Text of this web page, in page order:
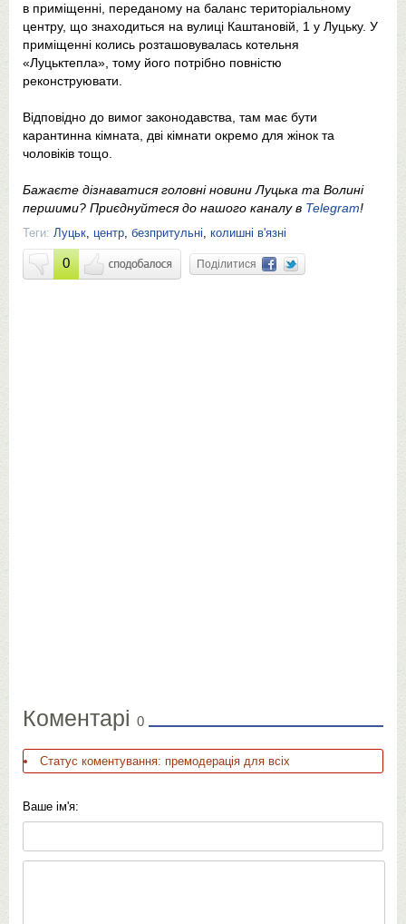
в приміщенні, переданому на баланс територіальному
центру, що знаходиться на вулиці Каштановій, 1 у Луцьку. У
приміщенні колись розташовувалась котельня
«Луцьктепла», тому його потрібно повністю
реконструювати.
Відповідно до вимог законодавства, там має бути
карантинна кімната, дві кімнати окремо для жінок та
чоловіків тощо.
Бажаєте дізнаватися головні новини Луцька та Волині
першими? Приєднуйтеся до нашого каналу в Telegram!
Теги: Луцьк, центр, безпритульні, колишні в'язні
0 Поділитися
Коментарі 0
Статус коментування: премодерація для всіх
Ваше ім'я: